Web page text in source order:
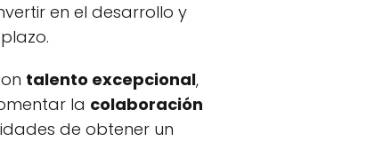
en el desarrollo y
talento excepcional,
la colaboración
de obtener un